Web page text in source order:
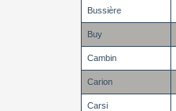
Bussière
Buy
Cambin
Carion
Carsi